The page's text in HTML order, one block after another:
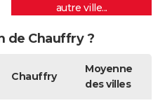
autre ville...
de Chauffry ?
Chauffry
Moyenne
des villes